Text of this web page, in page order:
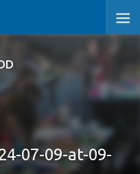
07-09-at-09-